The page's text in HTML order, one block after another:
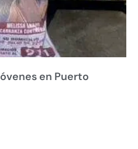
en Puerto